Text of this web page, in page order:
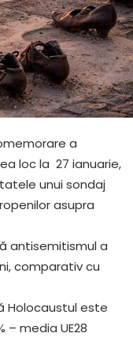
a
loc la 27 ianuarie,
unui sondaj
asupra
antisemitismul a
comparativ cu
este
media UE28